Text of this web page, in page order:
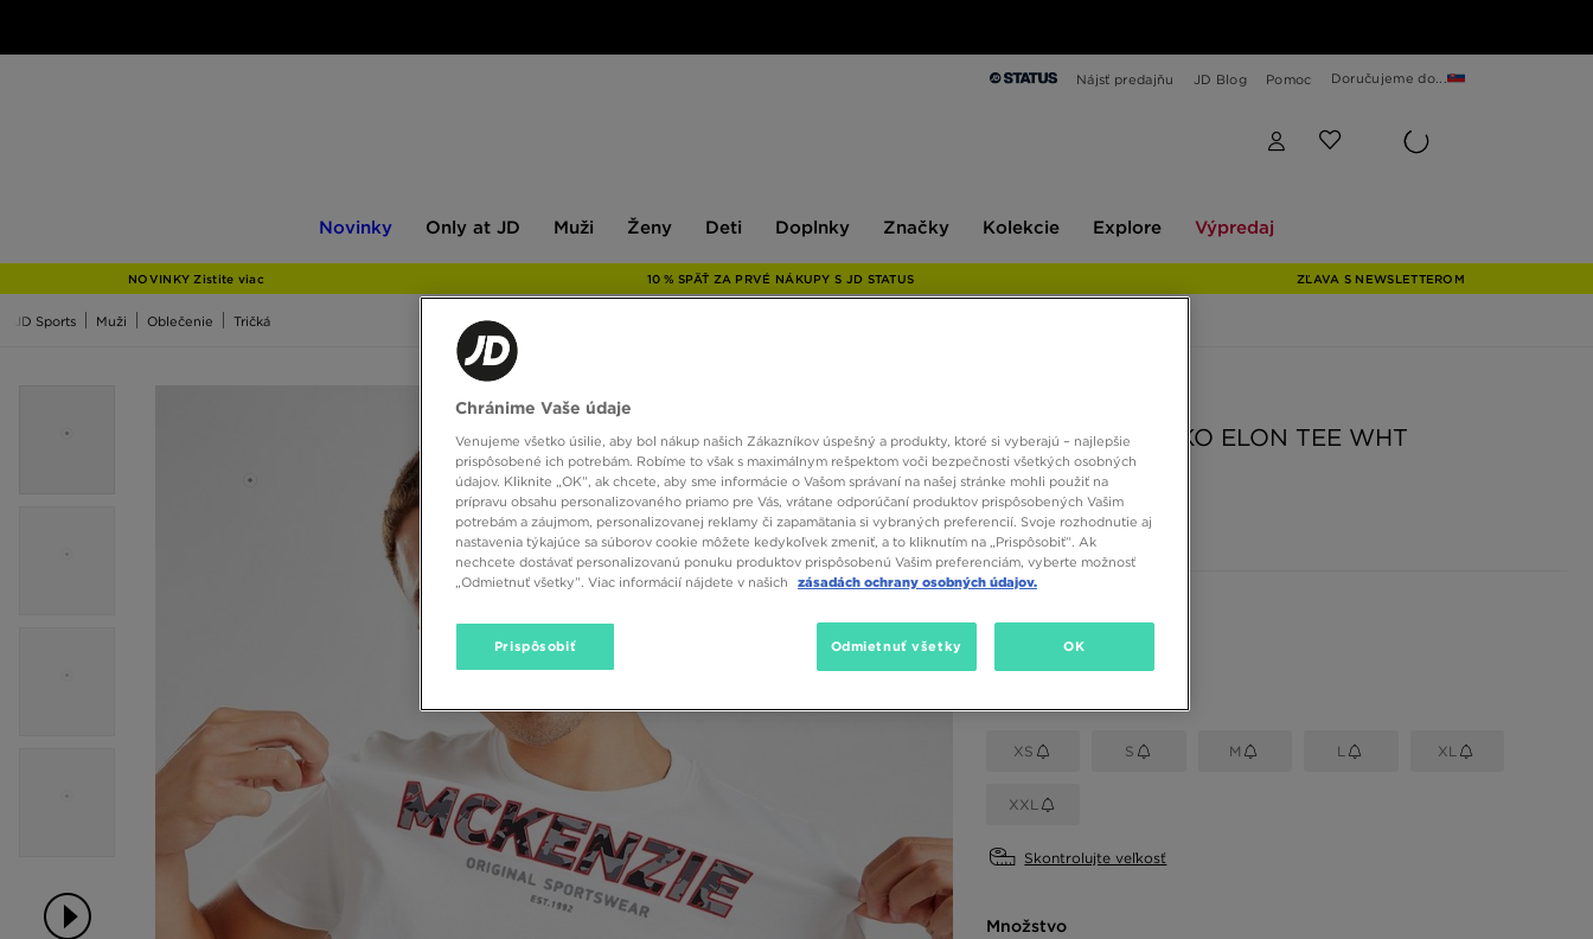
Nájsť predajňu JD Blog Pomoc Doručujeme do...
Novinky
JD
Only at JD Muži Ženy Deti Doplnky Značky Kolekcie Explore Výpredaj
NOVINKY Zistite viac 10 % SPÄŤ ZA PRVÉ NÁKUPY S JD STATUS ZĽAVA S NEWSLETTEROM
JD Sports Muži Oblečenie Tričká
MCKENZIE TRIČKO ELON TEE WHT
6,00 €
XS S M L XL
XXL
Skontrolujte veľkosť
Množstvo
Chránime Vaše údaje
Venujeme všetko úsilie, aby bol nákup našich Zákazníkov úspešný a produkty, ktoré si vyberajú – najlepšie
prispôsobené ich potrebám. Robíme to však s maximálnym rešpektom voči bezpečnosti všetkých osobných
údajov. Kliknite „OK”, ak chcete, aby sme informácie o Vašom správaní na našej stránke mohli použiť na
prípravu obsahu personalizovaného priamo pre Vás, vrátane odporúčaní produktov prispôsobených Vašim
potrebám a záujmom, personalizovanej reklamy či zapamätania si vybraných preferencií. Svoje rozhodnutie aj
nastavenia týkajúce sa súborov cookie môžete kedykoľvek zmeniť, a to kliknutím na „Prispôsobiť”. Ak
nechcete dostávať personalizovanú ponuku produktov prispôsobenú Vašim preferenciám, vyberte možnosť
„Odmietnuť všetky”. Viac informácií nájdete v našich
zásadách ochrany osobných údajov.
Prispôsobiť Odmietnuť všetky OK